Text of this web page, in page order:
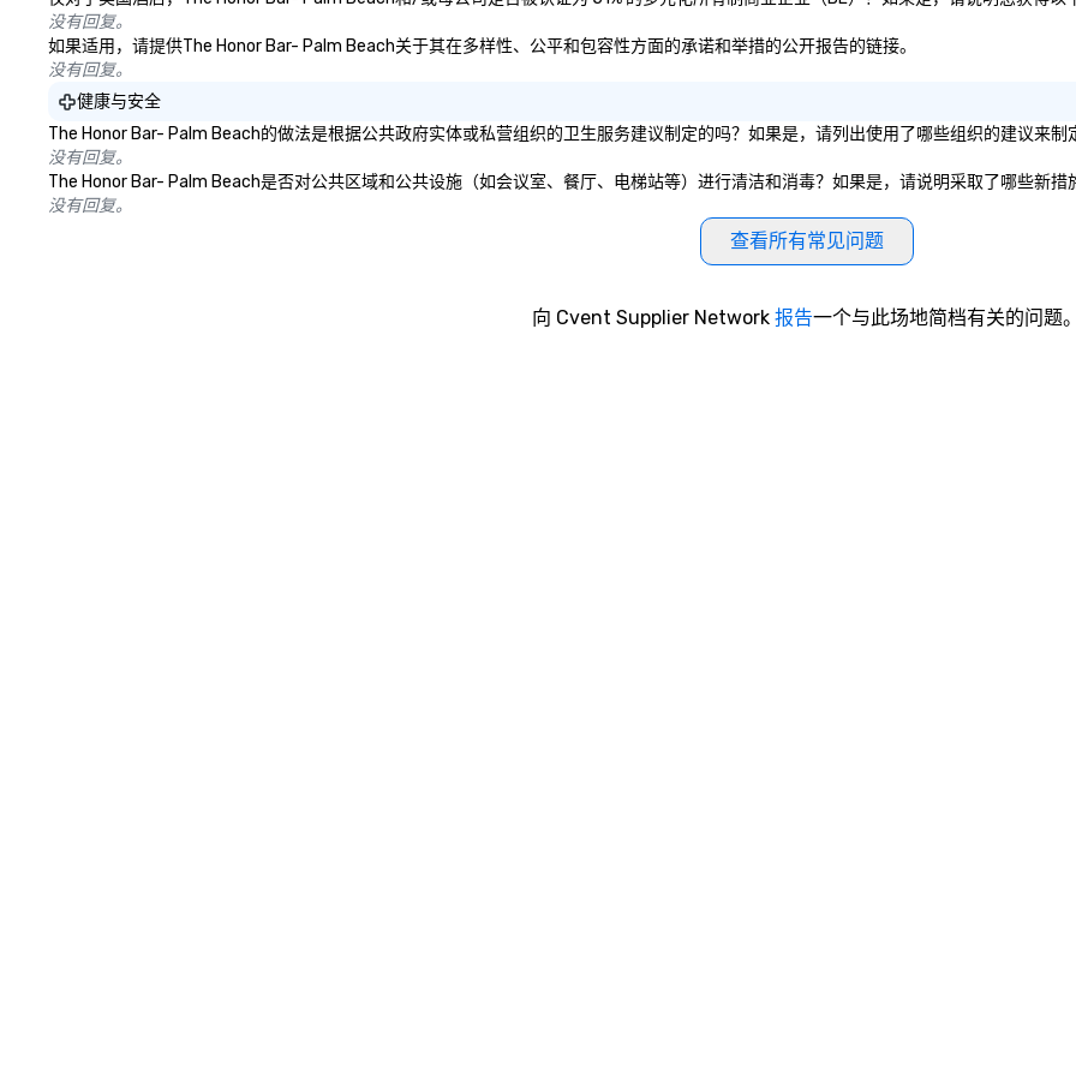
没有回复。
如果适用，请提供The Honor Bar- Palm Beach关于其在多样性、公平和包容性方面的承诺和举措的公开报告的链接。
没有回复。
健康与安全
The Honor Bar- Palm Beach的做法是根据公共政府实体或私营组织的卫生服务建议制定的吗？如果是，请列出使用了哪些组织的建议来制
没有回复。
The Honor Bar- Palm Beach是否对公共区域和公共设施（如会议室、餐厅、电梯站等）进行清洁和消毒？如果是，请说明采取了哪些新措
没有回复。
查看所有常见问题
向 Cvent Supplier Network 报告一个与此场地简档有关的问题。